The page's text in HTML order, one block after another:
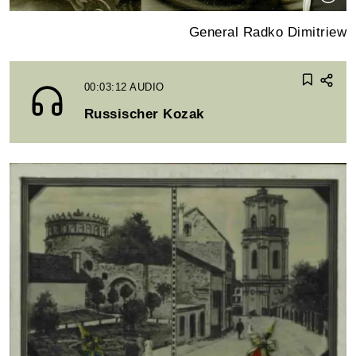
General Radko Dimitriew
00:03:12AUDIO
Russischer Kozak